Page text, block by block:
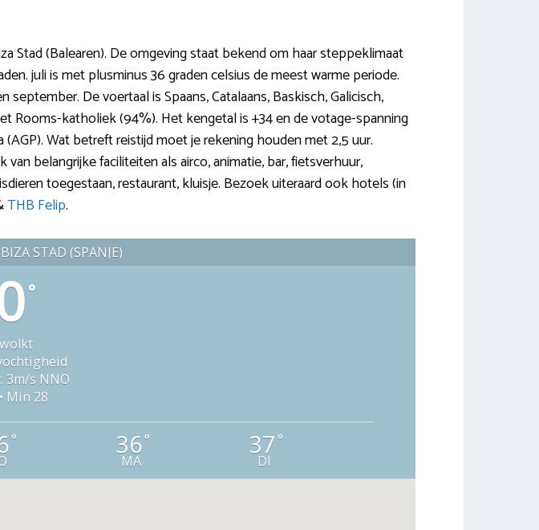
Stad (Balearen). De omgeving staat bekend om haar steppeklimaat
juli is met plusminus 36 graden celsius de meest warme periode.
De voertaal is Spaans, Catalaans, Baskisch, Galicisch,
Rooms-katholiek (94%). Het kengetal is +34 en de votage-spanning
Wat betreft reistijd moet je rekening houden met 2,5 uur.
belangrijke faciliteiten als airco, animatie, bar, fietsverhuur,
toegestaan, restaurant, kluisje. Bezoek uiteraard ook hotels (in
THB Felip.
STAD (SPANJE)
°
3m/s NNO
Min 28
° 36°
MA
37°
DI